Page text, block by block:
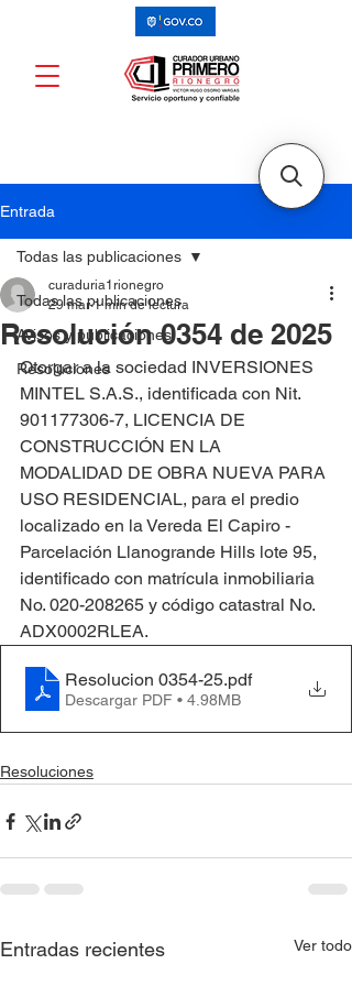
Entrada
Todas las publicaciones
Avisos y publicaciones
Resoluciones
Todas las publicaciones
Resolución 0354 de 2025
curaduria1rionegro
29 mar 1 min de lectura
Otorgar a la sociedad INVERSIONES
MINTEL S.A.S., identificada con Nit.
901177306-7, LICENCIA DE
CONSTRUCCIÓN EN LA
MODALIDAD DE OBRA NUEVA PARA
USO RESIDENCIAL, para el predio
localizado en la Vereda El Capiro -
Parcelación Llanogrande Hills lote 95,
identificado con matrícula inmobiliaria
No. 020-208265 y código catastral No.
ADX0002RLEA.
Resolucion 0354-25.pdf
Descargar PDF • 4.98MB
Resoluciones
Entradas recientes Ver todo